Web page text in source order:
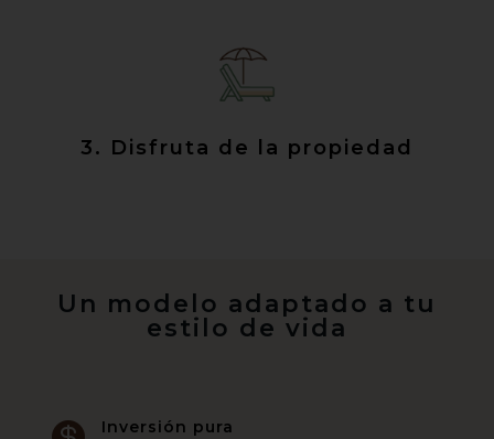
3. Disfruta de la propiedad
Un modelo adaptado a tu
estilo de vida
Inversión pura